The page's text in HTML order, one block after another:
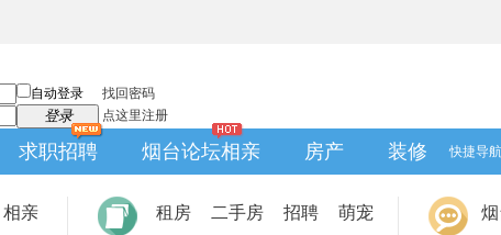
自动登录
找回密码
登录 点这里注册
求职招聘 烟台论坛相亲 房产 装修 快捷导航
相亲
租房 二手房 招聘
萌宠